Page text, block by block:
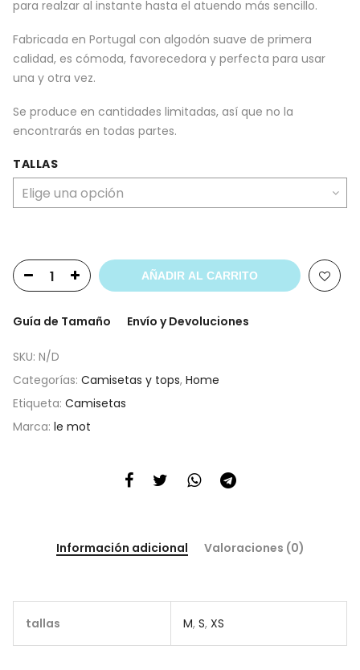
para realzar al instante hasta el atuendo más sencillo.
Fabricada en Portugal con algodón suave de primera
calidad, es cómoda, favorecedora y perfecta para usar
una y otra vez.
Se produce en cantidades limitadas, así que no la
encontrarás en todas partes.
TALLAS
AÑADIR AL CARRITO
Guía de Tamaño Envío y Devoluciones
SKU: N/D
Categorías: Camisetas y tops, Home
Etiqueta: Camisetas
Marca: le mot
Información adicional Valoraciones (0)
tallas M, S, XS